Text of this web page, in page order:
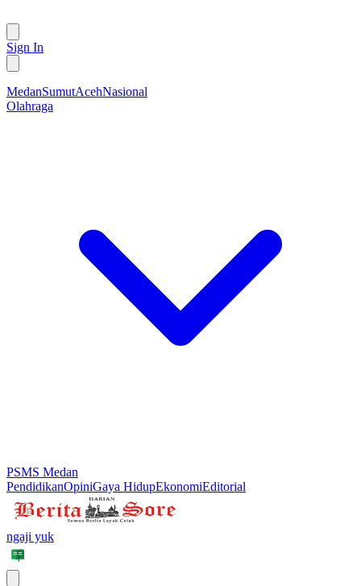
Sign In
MedanSumutAcehNasional
Olahraga
PSMS Medan
PendidikanOpiniGaya HidupEkonomiEditorial
ngaji yuk